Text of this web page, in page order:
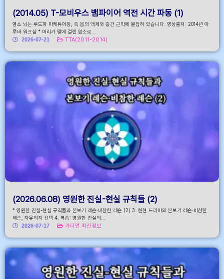
(2014.05) T-모비우스 뱀파이어 역전 시간 파동 (1)
염소 뇌는 루드파 마케튜어장, 즉 몸의 액체와 중간 근막에 붙잡혀 있습니다. 영상출처: 2014년 아
루바 워크샵 * 머리가 덫에 걸린 염소로...
2026-07-21
TTA(2011-2014)
(2026.06.08) 영원한 진실-현실 규칙들 (2)
* 영원한 진실-현실 규칙들과 본보기 레슨·비참한 레슨 (2) 3. 현현 드라마와 본보기 레슨·비참한
레슨, 자유의지 선택 4. 복습: 영원한 진실의...
2026-07-17
가디언 최신정보